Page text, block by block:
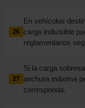
26
En vehículos
carga indivisible
reglamentarios
27
Si la carga
anchura máxima
corresponda.